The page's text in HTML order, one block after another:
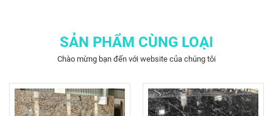
SẢN PHẨM CÙNG LOẠI
Chào mừng bạn đến với website của chúng tôi